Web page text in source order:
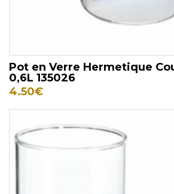
Pot en Verre Hermetique
0,6L 135026
4.50€